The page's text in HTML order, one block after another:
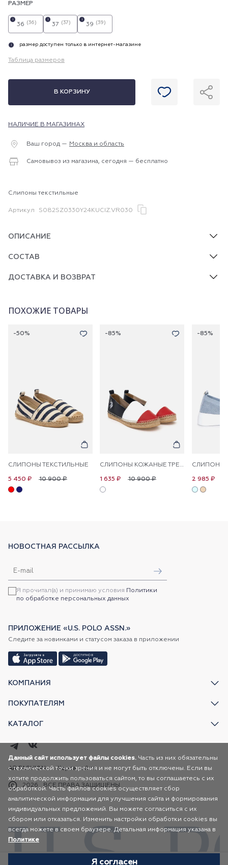
РАЗМЕР
36 (36)
i
37 (37)
i
39 (39)
i
i размер доступен только в интернет-магазине
Таблица размеров
В КОРЗИНУ
НАЛИЧИЕ В МАГАЗИНАХ
Ваш город — Москва и область
Самовывоз из магазина, сегодня — бесплатно
Слипоны текстильные
Артикул S082SZ0330Y24KUCIZ.VR030
ОПИСАНИЕ
СОСТАВ
ДОСТАВКА И ВОЗВРАТ
ПОХОЖИЕ ТОВАРЫ
-50%
СЛИПОНЫ ТЕКСТИЛЬНЫЕ
10 900 ₽
5 450 ₽
-85%
СЛИПОНЫ КОЖАНЫЕ ТРЕХЦВЕТНЫЕ
10 900 ₽
1 635 ₽
-85%
2 985 ₽
КОМПАНИЯ
ПОКУПАТЕЛЯМ
КАТАЛОГ
НОВОСТНАЯ РАССЫЛКА
Я прочитал(а) и принимаю условия Политики
по обработке персональных данных
ПРИЛОЖЕНИЕ «U.S. POLO ASSN.»
Следите за новинками и статусом заказа в приложении
2026 ВСЕ ПРАВА ЗАЩИЩЕНЫ
AR FASHION Карта сайта
Данный сайт использует файлы cookies. Часть из них обязательны
с технической точки зрения и не могут быть отключены. Если вы
хотите продолжить пользоваться сайтом, то вы соглашаетесь с их
обработкой. Часть файлов cookies осуществляет сбор
аналитической информации для улучшения сайта и формирования
индивидуальных предложений. Вы можете согласиться с их
сбором или отказаться. Изменить настройки обработки cookies вы
всегда можете в своем браузере. Детальная информация указана в
Политике
Я согласен